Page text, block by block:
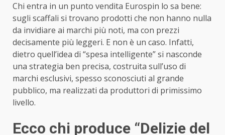
Chi entra in un punto vendita Eurospin lo sa bene:
sugli scaffali si trovano prodotti che non hanno nulla
da invidiare ai marchi più noti, ma con prezzi
decisamente più leggeri. E non è un caso. Infatti,
dietro quell’idea di “spesa intelligente” si nasconde
una strategia ben precisa, costruita sull’uso di
marchi esclusivi, spesso sconosciuti al grande
pubblico, ma realizzati da produttori di primissimo
livello.
Ecco chi produce “Delizie del